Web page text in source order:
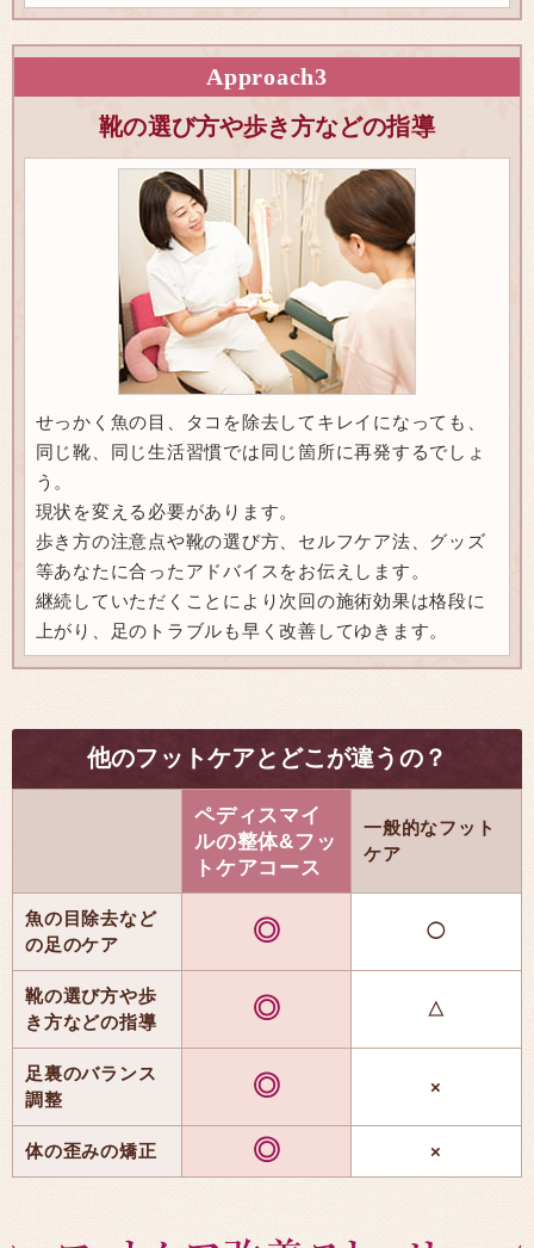
Approach3
靴の選び方や歩き方などの指導
せっかく魚の目、タコを除去してキレイになっても、
同じ靴、同じ生活習慣では同じ箇所に再発するでしょ
う。
現状を変える必要があります。
歩き方の注意点や靴の選び方、セルフケア法、グッズ
等あなたに合ったアドバイスをお伝えします。
継続していただくことにより次回の施術効果は格段に
上がり、足のトラブルも早く改善してゆきます。
他のフットケアとどこが違うの？
ペディスマイ
ルの整体&フッ
トケアコース
一般的なフット
ケア
魚の目除去など
の足のケア
◎ ◯
靴の選び方や歩
き方などの指導
◎ △
足裏のバランス
調整
◎ ×
体の歪みの矯正 ◎ ×